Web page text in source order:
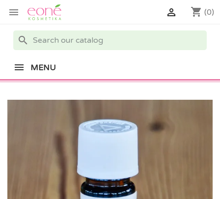
 shopping_cart (0)

search
MENU